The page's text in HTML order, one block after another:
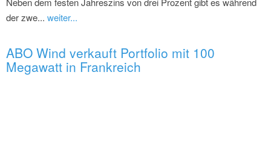
der zwe... weiter...
ABO Wind verkauft Portfolio mit 100
Megawatt in Frankreich